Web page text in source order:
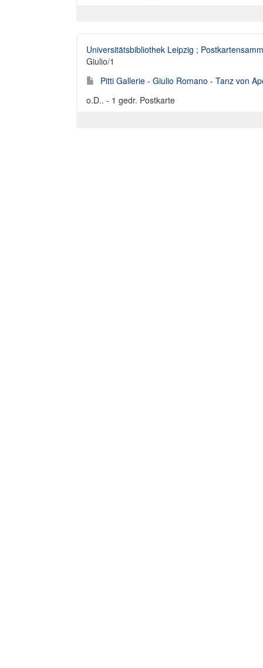
Universitätsbibliothek Leipzig ;
Giulio/1
Pitti Gallerie - Giulio Romano - Tanz von
o.D.. - 1 gedr. Postkarte